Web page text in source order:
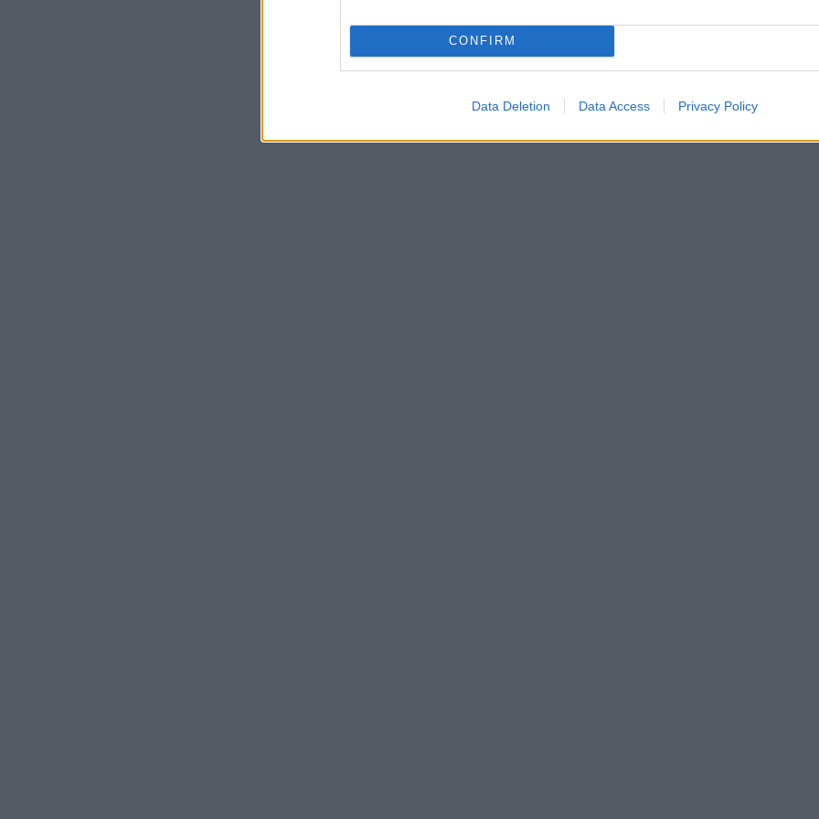
CONFIRM
Data Deletion Data Access Privacy Policy